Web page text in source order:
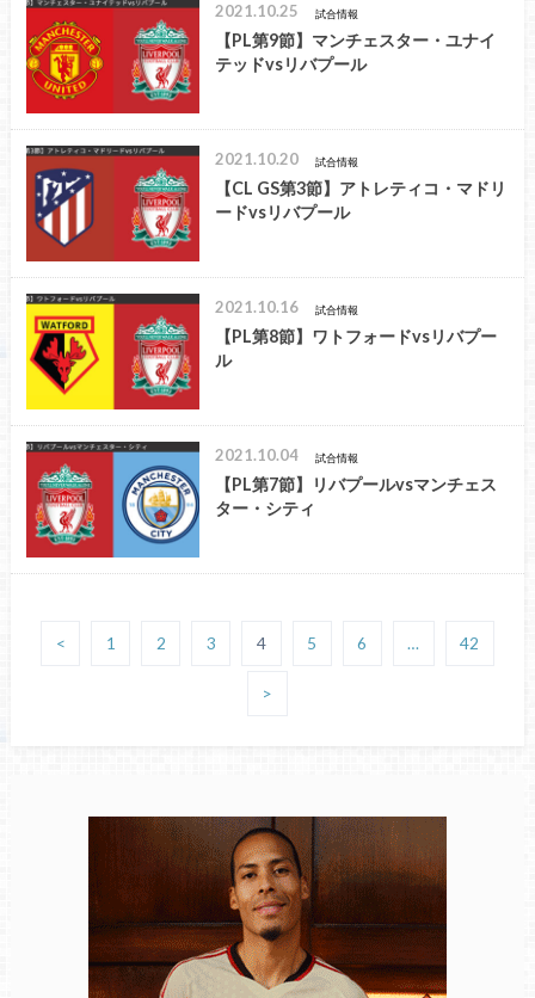
2021.10.25 試合情報
【PL第9節】マンチェスター・ユナイ
テッドvsリバプール
2021.10.20 試合情報
【CL GS第3節】アトレティコ・マドリ
ードvsリバプール
2021.10.16 試合情報
【PL第8節】ワトフォードvsリバプー
ル
2021.10.04 試合情報
【PL第7節】リバプールvsマンチェス
ター・シティ
< 1 2 3 4 5 6 … 42
>